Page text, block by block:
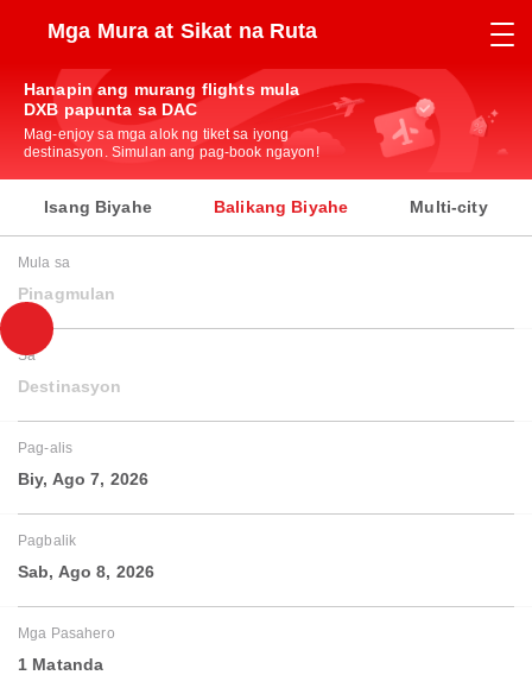
Mga Mura at Sikat na Ruta
Hanapin ang murang flights mula
DXB papunta sa DAC
Mag-enjoy sa mga alok ng tiket sa iyong
destinasyon. Simulan ang pag-book ngayon!
Isang Biyahe Balikang Biyahe Multi-city
Mula sa
Pinagmulan
Sa
Destinasyon
Pag-alis
Biy, Ago 7, 2026
Pagbalik
Sab, Ago 8, 2026
Mga Pasahero
1 Matanda